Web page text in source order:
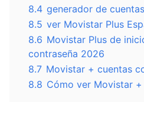
8.4 generador de
8.5 ver Movistar Plus
8.6 Movistar Plus de
contraseña 2026
8.7 Movistar + cuentas
8.8 Cómo ver Movistar